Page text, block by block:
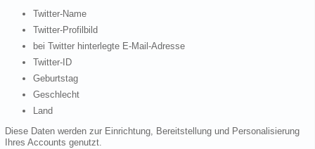
Twitter-Name
Twitter-Profilbild
bei Twitter hinterlegte E-Mail-Adresse
Twitter-ID
Geburtstag
Geschlecht
Land
Diese Daten werden zur Einrichtung, Bereitstellung und Personalisierung
Ihres Accounts genutzt.